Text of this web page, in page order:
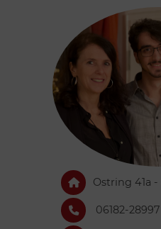
Ostring 41a
06182-28997